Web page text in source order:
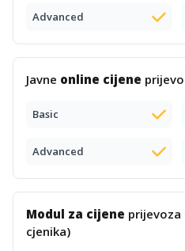
Advanced
Javne online cijene
Basic
Advanced
Modul za cijene prijevoza
cjenika)